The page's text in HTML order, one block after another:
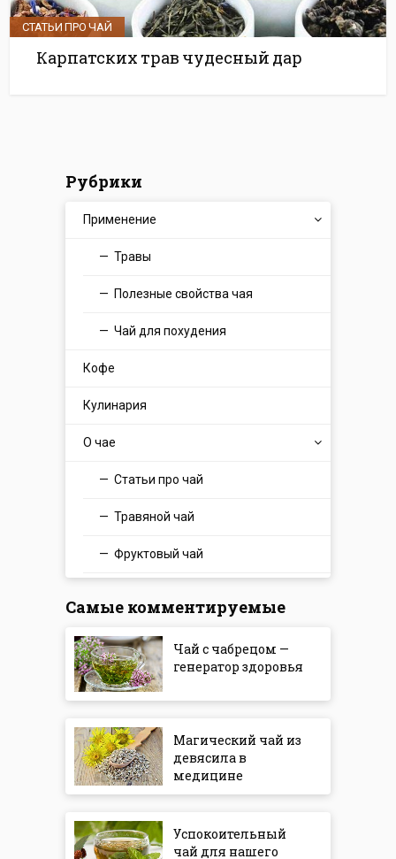
СТАТЬИ ПРО ЧАЙ
Карпатских трав чудесный дар
Рубрики
Применение
Травы
Полезные свойства чая
Чай для похудения
Кофе
Кулинария
О чае
Статьи про чай
Травяной чай
Фруктовый чай
Самые комментируемые
Чай с чабрецом —
генератор здоровья
Магический чай из
девясила в
медицине
Успокоительный
чай для нашего